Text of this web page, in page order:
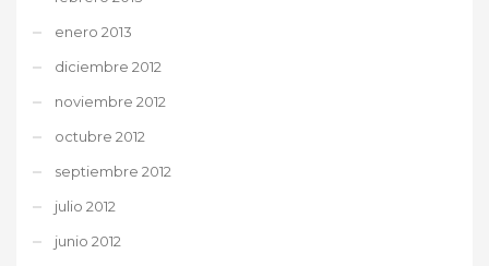
enero 2013
diciembre 2012
noviembre 2012
octubre 2012
septiembre 2012
julio 2012
junio 2012